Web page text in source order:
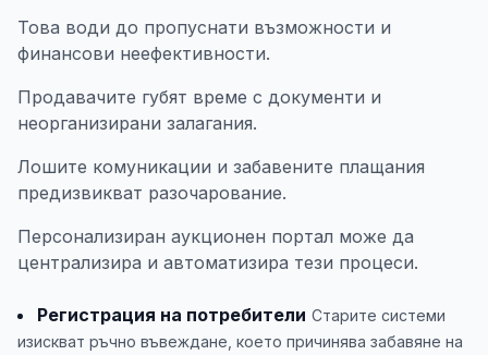
Това води до пропуснати възможности и
финансови неефективности.
Продавачите губят време с документи и
неорганизирани залагания.
Лошите комуникации и забавените плащания
предизвикват разочарование.
Персонализиран аукционен портал може да
централизира и автоматизира тези процеси.
Регистрация на потребители Старите системи
изискват ръчно въвеждане, което причинява забавяне на